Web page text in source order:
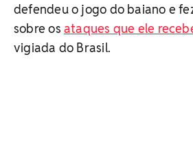
defendeu o jogo do baiano e
sobre os ataques que ele
vigiada do Brasil.